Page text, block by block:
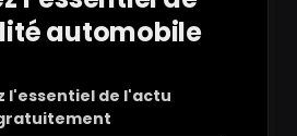
automobile
l'essentiel de l'actu